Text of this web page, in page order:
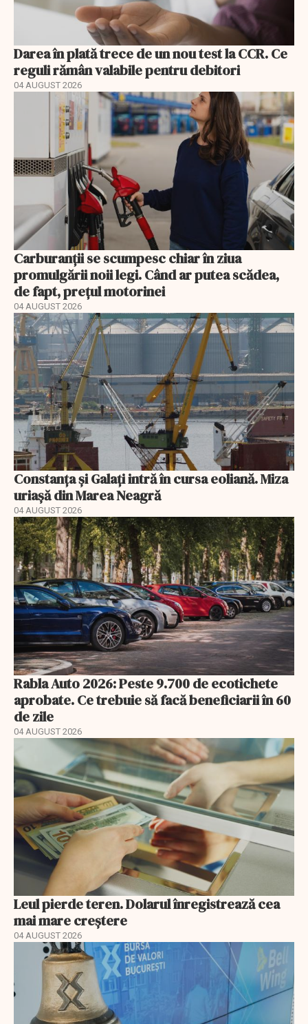
Darea în plată trece de un nou test la CCR. Ce
reguli rămân valabile pentru debitori
04 AUGUST 2026
Carburanții se scumpesc chiar în ziua
promulgării noii legi. Când ar putea scădea,
de fapt, prețul motorinei
04 AUGUST 2026
Constanța și Galați intră în cursa eoliană. Miza
uriașă din Marea Neagră
04 AUGUST 2026
Rabla Auto 2026: Peste 9.700 de ecotichete
aprobate. Ce trebuie să facă beneficiarii în 60
de zile
04 AUGUST 2026
Leul pierde teren. Dolarul înregistrează cea
mai mare creștere
04 AUGUST 2026